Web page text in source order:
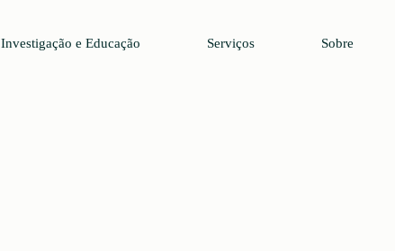
Investigação e Educação Serviços Sobre